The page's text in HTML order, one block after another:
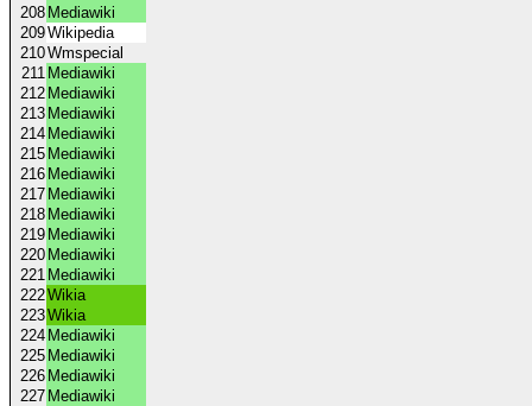
208 Mediawiki
209Wikipedia
210Wmspecial
211 Mediawiki
212 Mediawiki
213 Mediawiki
214 Mediawiki
215 Mediawiki
216 Mediawiki
217 Mediawiki
218 Mediawiki
219 Mediawiki
220 Mediawiki
221 Mediawiki
222Wikia
223Wikia
224 Mediawiki
225 Mediawiki
226 Mediawiki
227 Mediawiki